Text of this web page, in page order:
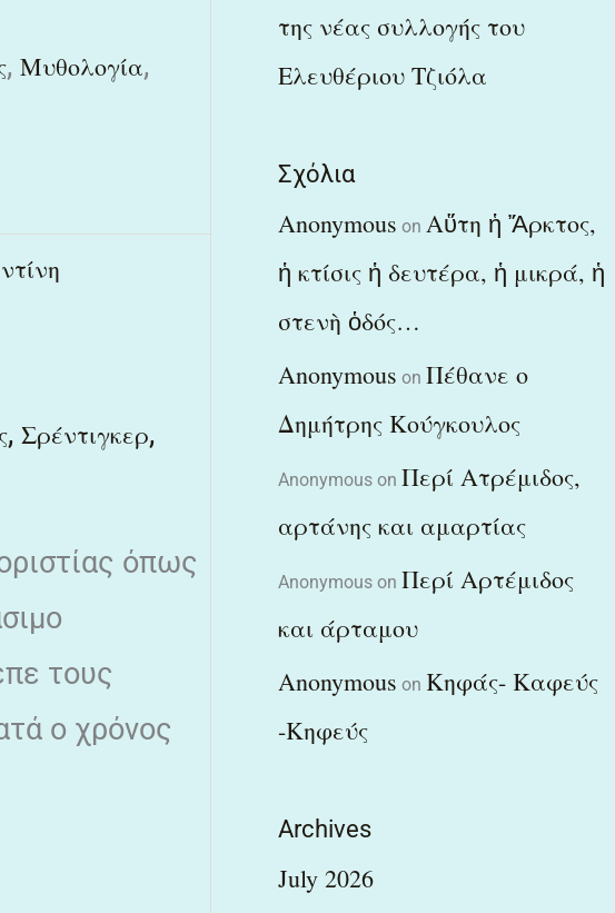
, Μυθολογία,
, Σρέντιγκερ,
όπως
τους
ο χρόνος
της νέας συλλογής του
Ελευθέριου Τζιόλα
Σχόλια
Anonymous on Αὕτη ἡ Ἄρκτος,
ἡ κτίσις ἡ δευτέρα, ἡ μικρά, ἡ
στενὴ ὁδός…
Anonymous on Πέθανε ο
Δημήτρης Κούγκουλος
Anonymous on Περί Ατρέμιδος,
αρτάνης και αμαρτίας
Anonymous on Περί Αρτέμιδος
και άρταμου
Anonymous on Κηφάς- Καφεύς
-Κηφεύς
Archives
July 2026